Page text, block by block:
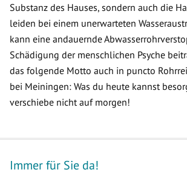
Substanz des Hauses, sondern auch die
leiden bei einem unerwarteten
kann eine andauernde
Schädigung der menschlichen Psyche
das folgende Motto auch in puncto
bei Meiningen: Was du heute kannst
verschiebe nicht auf morgen!
Immer für Sie da!